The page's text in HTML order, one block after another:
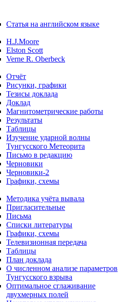
Статья на английском языке
H.J.Moore
Elston Scott
Verne R. Oberbeck
Отчёт
Рисунки, графики
Тезисы доклада
Доклад
Магнитометрические работы
Результаты
Таблицы
Изучение ударной волны
Тунгусского Метеорита
Письмо в редакцию
Черновики
Черновики-2
Графики, схемы
Методика учёта вывала
Пригласительные
Письма
Списки литературы
Графики, схемы
Телевизионная передача
Таблицы
План доклада
О численном анализе параметров
Тунгусского взрыва
Оптимальное сглаживание
двухмерных полей